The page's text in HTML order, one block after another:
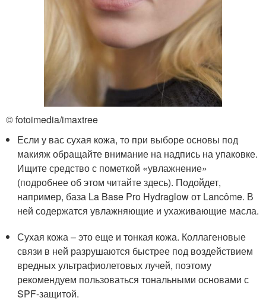
© fotoimedia/imaxtree
Если у вас сухая кожа, то при выборе основы под
макияж обращайте внимание на надпись на упаковке.
Ищите средство с пометкой «увлажнение»
(подробнее об этом читайте здесь). Подойдет,
например, база La Base Pro Hydraglow от Lancôme. В
ней содержатся увлажняющие и ухаживающие масла.
Сухая кожа – это еще и тонкая кожа. Коллагеновые
связи в ней разрушаются быстрее под воздействием
вредных ультрафиолетовых лучей, поэтому
рекомендуем пользоваться тональными основами с
SPF-защитой.